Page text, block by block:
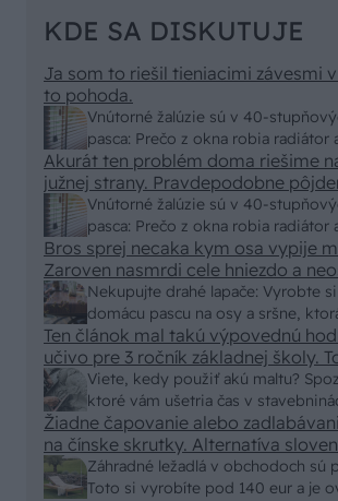
KDE SA DISKUTUJE
Vnútorné žalúzie sú v 40-
pasca: Prečo z okna robia radiátor
vyriešiť za pár eur?
Ja som to riešil tieniacimi závesmi
to pohoda.
Vnútorné žalúzie sú v 40-
pasca: Prečo z okna robia radiátor
vyriešiť za pár eur?
Akurát ten problém doma riešime
južnej strany. Pravdepodobne
vonkajšieho tienenia na spôsob
250x150cm. Čínsky predajcovia idú
eur kus.
Nekupujte drahé lapače: Vyrobte
domácu pascu na osy a sršne,
von
Bros sprej necaka kym osa vypije
Zaroven nasmrdi cele hniezdo a
nic zive. Vasa pasca naucinke moc
Skor pritiahne slimaky
Viete, kedy použiť akú maltu?
ktoré vám ušetria čas v
Ten článok mal takú výpovednú
učivo pre 3 ročník základnej školy. To fakt? AI
alebo nejaka kniha z VŠ? Dnešné rychlotvrdnuce
malty - pevnosť 40 Mpa a doba
minut , k tomu vodotesné s kryštálikou. A
- schnutie a zretie. Nič?
Záhradné ležadlá v obchodoch sú
Toto si vyrobíte pod 140 eur a je
Žiadne čapovanie alebo
na čínske skrutky. Alternatíva
čo sa týka pevnosti. Autor si nedal
remeselným spracovaním, škoda.